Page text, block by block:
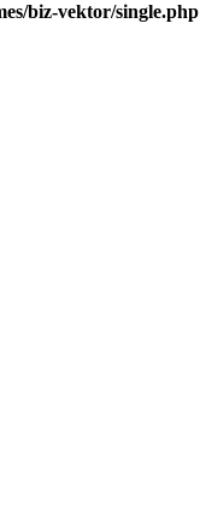
biz-vektor/single.php